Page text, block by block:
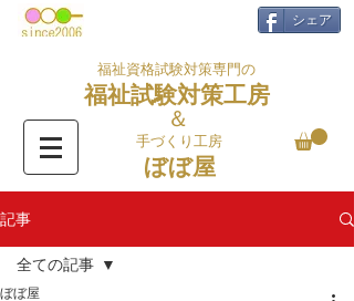
シェア
福祉資格試験対策専門の
福祉試験対策工房
＆
手づくり工房
ぼぼ屋
記事
全ての記事
ぼぼ屋